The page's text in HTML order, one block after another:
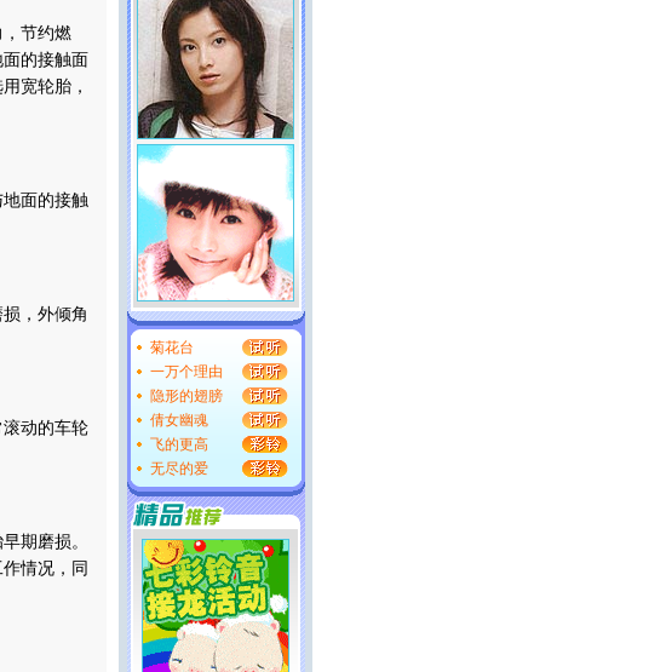
节约燃
的接触面
宽轮胎，
面的接触
，外倾角
动的车轮
期磨损。
情况，同
菊花台
一万个理由
隐形的翅膀
倩女幽魂
飞的更高
无尽的爱